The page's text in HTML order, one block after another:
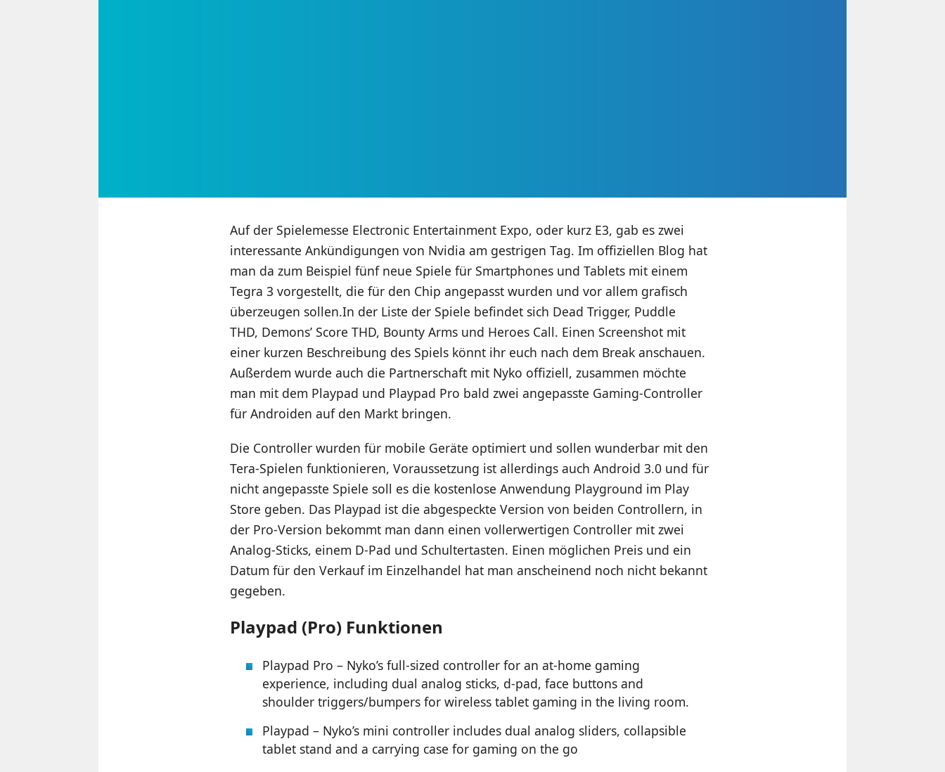
Auf der Spielemesse Electronic Entertainment Expo, oder kurz E3, gab es zwei
interessante Ankündigungen von Nvidia am gestrigen Tag. Im offiziellen Blog hat
man da zum Beispiel fünf neue Spiele für Smartphones und Tablets mit einem
Tegra 3 vorgestellt, die für den Chip angepasst wurden und vor allem grafisch
überzeugen sollen.In der Liste der Spiele befindet sich Dead Trigger, Puddle
THD, Demons’ Score THD, Bounty Arms und Heroes Call. Einen Screenshot mit
einer kurzen Beschreibung des Spiels könnt ihr euch nach dem Break anschauen.
Außerdem wurde auch die Partnerschaft mit Nyko offiziell, zusammen möchte
man mit dem Playpad und Playpad Pro bald zwei angepasste Gaming-Controller
für Androiden auf den Markt bringen.
Die Controller wurden für mobile Geräte optimiert und sollen wunderbar mit den
Tera-Spielen funktionieren, Voraussetzung ist allerdings auch Android 3.0 und für
nicht angepasste Spiele soll es die kostenlose Anwendung Playground im Play
Store geben. Das Playpad ist die abgespeckte Version von beiden Controllern, in
der Pro-Version bekommt man dann einen vollerwertigen Controller mit zwei
Analog-Sticks, einem D-Pad und Schultertasten. Einen möglichen Preis und ein
Datum für den Verkauf im Einzelhandel hat man anscheinend noch nicht bekannt
gegeben.
Playpad (Pro) Funktionen
Playpad Pro – Nyko’s full-sized controller for an at-home gaming
experience, including dual analog sticks, d-pad, face buttons and
shoulder triggers/bumpers for wireless tablet gaming in the living room.
Playpad – Nyko’s mini controller includes dual analog sliders, collapsible
tablet stand and a carrying case for gaming on the go